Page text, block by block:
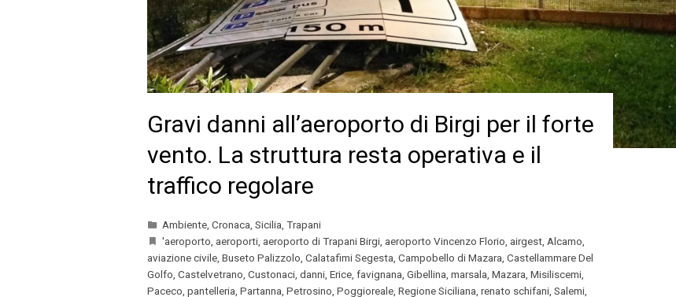
Gravi danni all’aeroporto di Birgi per il forte
vento. La struttura resta operativa e il
traffico regolare
Ambiente Cronaca Sicilia Trapani
'aeroporto aeroporti aeroporto di Trapani Birgi aeroporto Vincenzo Florio airgest Alcamo
aviazione civile Buseto Palizzolo Calatafimi Segesta Campobello di Mazara Castellammare Del
Golfo Castelvetrano Custonaci danni Erice favignana Gibellina marsala Mazara Misiliscemi
Paceco pantelleria Partanna Petrosino Poggioreale Regione Siciliana renato schifani Salemi